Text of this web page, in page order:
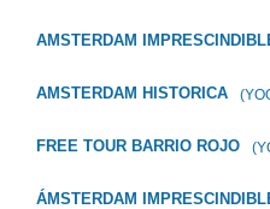
AMSTERDAM
AMSTERDAM HISTORICA
FREE TOUR BARRIO ROJO
ÁMSTERDAM